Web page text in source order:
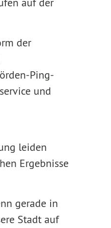
der
Ping-
und
leiden
Ergebnisse
gerade in
Stadt auf